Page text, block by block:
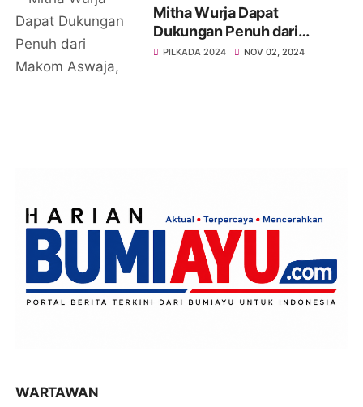
Mitha Wurja Dapat
Dukungan Penuh dari
Makom Aswaja, Janjikan
PILKADA 2024 NOV 02, 2024
WARTAWAN